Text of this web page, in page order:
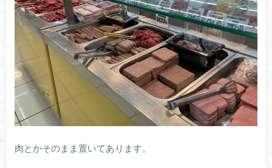
肉とかそのまま置いてあります。